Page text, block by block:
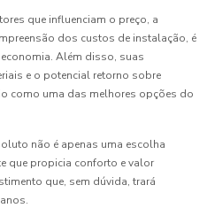
que influenciam o preço, a
dos custos de instalação, é
Além disso, suas
e o potencial retorno sobre
como uma das melhores opções do
não é apenas uma escolha
que propicia conforto e valor
que, sem dúvida, trará